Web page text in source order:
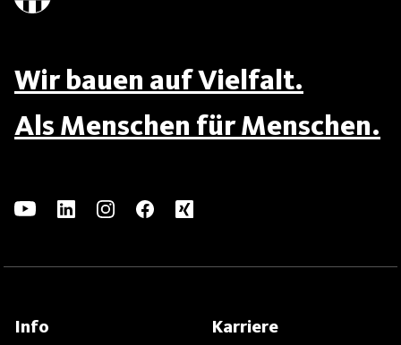
Wir bauen auf Vielfalt.
Als Menschen für Menschen.
Info Karriere